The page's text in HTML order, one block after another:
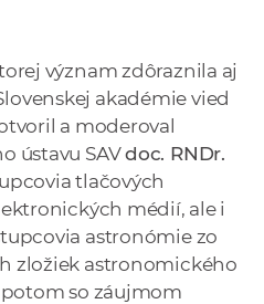
A
V
význam zdôraznila aj
akadémie vied
a moderoval
ústavu SAVdoc. RNDr.
tlačových
médií, ale i
astronómie zo
zložiek astronomického
so záujmom